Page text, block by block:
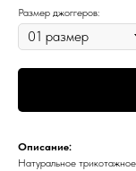
Размер джоггеров:
Описание:
Натуральное